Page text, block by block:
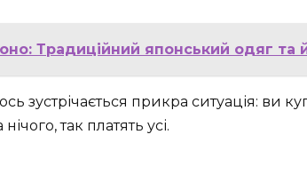
Традиційний японський одяг та
зустрічається прикра ситуація: ви
нічого, так платять усі.